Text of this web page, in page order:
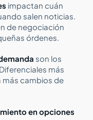
impactan cuán
salen noticias.
de negociación
órdenes.
son los
más
más cambios de
en opciones